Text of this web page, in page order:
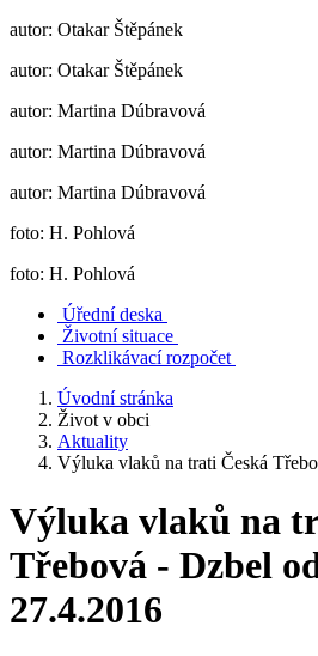
autor: Otakar Štěpánek
autor: Otakar Štěpánek
autor: Martina Dúbravová
autor: Martina Dúbravová
autor: Martina Dúbravová
foto: H. Pohlová
foto: H. Pohlová
Úřední deska
Životní situace
Rozklikávací rozpočet
Úvodní stránka
Život v obci
Aktuality
Výluka vlaků na trati Česká
Výluka vlaků na
Třebová - Dzbel
27.4.2016